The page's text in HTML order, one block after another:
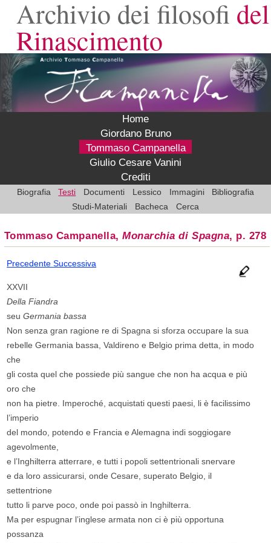
Archivio dei filosofi del
Rinascimento
Home
Giordano Bruno
Tommaso Campanella
Giulio Cesare Vanini
Crediti
Biografia Testi Documenti Lessico Immagini
Bibliografia
Studi-Materiali
Bacheca Cerca
Tommaso Campanella,Monarchia di Spagna, p. 278
PrecedenteSuccessiva
XXVII
Della Fiandra
seuGermania bassa
Non senza gran ragione re di Spagna si sforza occupare la sua
rebelle Germania bassa, Valdireno e Belgio prima detta, in modo
che
gli costa quel che possiede più sangue che non ha acqua e più
oro che
non ha pietre. Imperoché, acquistati questi paesi, li è facilissimo
l’imperio
del mondo, potendo e Francia e Alemagna indi soggiogare
agevolmente,
e l’Inghilterra atterrare, e tutti i popoli settentrionali snervare
e da loro assicurarsi, onde Cesare, superato Belgio, il
settentrione
tutto li parve poco, onde poi passò in Inghilterra.
Ma per espugnar l’inglese armata non ci è più opportuna
possanza